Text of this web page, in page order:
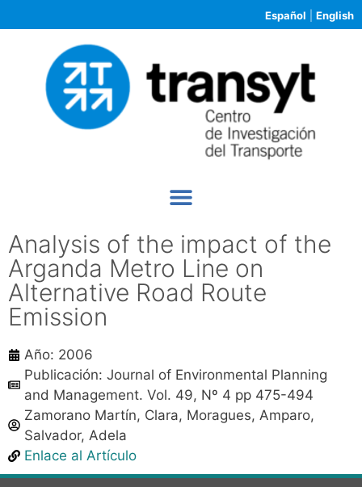
Español English
Analysis of the impact of the
Arganda Metro Line on
Alternative Road Route
Emission
Año: 2006
Publicación: Journal of Environmental Planning
and Management. Vol. 49, Nº 4 pp 475-494
Zamorano Martín, Clara, Moragues, Amparo,
Salvador, Adela
Enlace al Artículo